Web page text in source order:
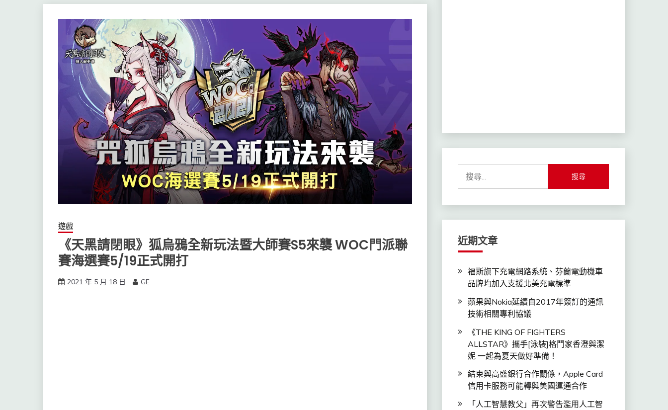
遊戲
《天黑請閉眼》狐烏鴉全新玩法暨大師賽S5來襲 WOC門派聯
賽海選賽5/19正式開打
2021 年 5 月 18 日 GE
鍵
字:
近期文章
福斯旗下充電網路系統、芬蘭電動機車
品牌均加入支援北美充電標準
蘋果與Nokia延續自2017年簽訂的通訊
技術相關專利協議
《THE KING OF FIGHTERS
ALLSTAR》攜手[泳裝]格鬥家香澄與潔
妮 一起為夏天做好準備！
結束與高盛銀行合作關係，Apple Card
信用卡服務可能轉與美國運通合作
「人工智慧教父」再次警告濫用人工智